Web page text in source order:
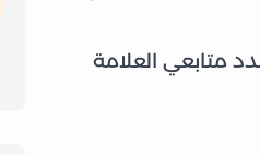
متابعي العلامة